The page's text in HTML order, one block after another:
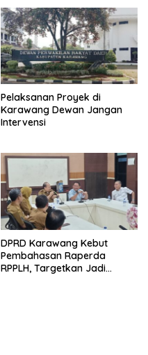
Pelaksanan Proyek di
Karawang Dewan Jangan
Intervensi
DPRD Karawang Kebut
Pembahasan Raperda
RPPLH, Targetkan Jadi